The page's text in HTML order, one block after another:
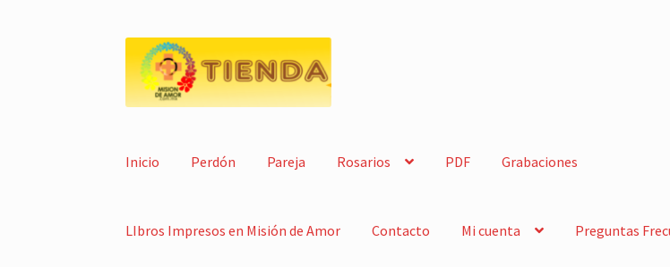
a
la
al
contenido
Inicio Perdón Pareja Rosarios PDF Grabaciones
LIbros Impresos en Misión de Amor Contacto Mi cuenta Preguntas